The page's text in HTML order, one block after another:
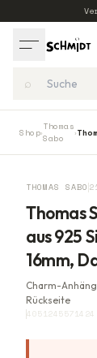
⌕
Shop›Thomas
Sabo
›
THOMAS SABO
Thomas
aus 925
16mm,
Charm-
Rückseite
4051245571424